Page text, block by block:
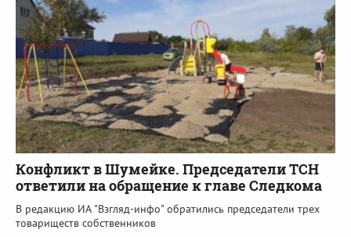
Конфликт в Шумейке. Председатели ТСН
ответили на обращение к главе Следкома
В редакцию ИА "Взгляд-инфо" обратились председатели трех
товариществ собственников